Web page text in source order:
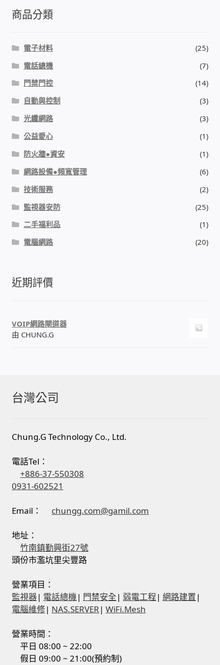
風速傳感器+PLC自動控制
智慧櫃
電子鎖 凱特安Kwikset
電子模組電路模塊
門禁安全控制 工具 軟體 手冊
建築技術設備設置
租屋維修、租屋安全
智慧電錶、儲值、雲端 電子式電錶
公用房間插卡計費方案
充電樁
DIY材料
退款和退貨政策
商品分類
電子材料
(25)
電話總機
(7)
門禁門控
(14)
自動與控制
(3)
光纖網路
(3)
公益愛心
(1)
防火牆●資安
(1)
網路設備●頻寬管理
(6)
技術服務
(2)
監視器安防
(25)
二手福利品
(1)
電腦網路
(20)
近期評價
VOIP網路閘道器
由 CHUNG.G
台灣公司
Chung.G Technology Co., Ltd.
電話Tel：
+886-37-550308
0931-602521
Email： chungg.com@gamil.com
地址：
竹南鎮勤興街27號
頭份市濫坑里尖豐路
營業項目：
監視器| 電話總機| 門禁安全 | 弱電工程 |網路建置 |
電腦維修| NAS.SERVER |WiFi.Mesh
營業時間：
平日 08:00 ~ 22:00
假日 09:00 ~ 21:00(預約制)